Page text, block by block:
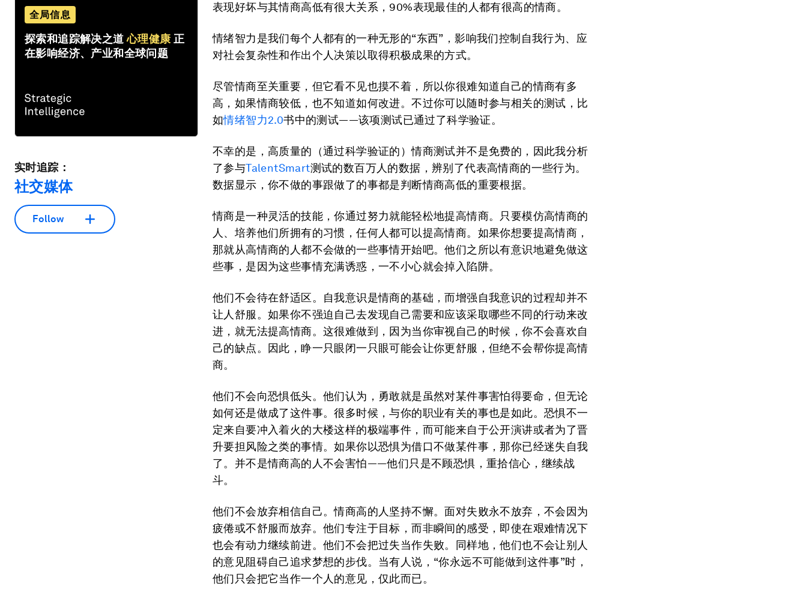
全局信息
探索和追踪解决之道 心理健康 正
在影响经济、产业和全球问题
实时追踪：
社交媒体
Follow
表现好坏与其情商高低有很大关系，90%表现最佳的人都有很高的情商。
情绪智力是我们每个人都有的一种无形的“东西”，影响我们控制自我行为、应
对社会复杂性和作出个人决策以取得积极成果的方式。
尽管情商至关重要，但它看不见也摸不着，所以你很难知道自己的情商有多
高，如果情商较低，也不知道如何改进。不过你可以随时参与相关的测试，比
如情绪智力2.0书中的测试——该项测试已通过了科学验证。
不幸的是，高质量的（通过科学验证的）情商测试并不是免费的，因此我分析
了参与TalentSmart测试的数百万人的数据，辨别了代表高情商的一些行为。
数据显示，你不做的事跟做了的事都是判断情商高低的重要根据。
情商是一种灵活的技能，你通过努力就能轻松地提高情商。只要模仿高情商的
人、培养他们所拥有的习惯，任何人都可以提高情商。如果你想要提高情商，
那就从高情商的人都不会做的一些事情开始吧。他们之所以有意识地避免做这
些事，是因为这些事情充满诱惑，一不小心就会掉入陷阱。
他们不会待在舒适区。 自我意识是情商的基础，而增强自我意识的过程却并不
让人舒服。如果你不强迫自己去发现自己需要和应该采取哪些不同的行动来改
进，就无法提高情商。这很难做到，因为当你审视自己的时候，你不会喜欢自
己的缺点。因此，睁一只眼闭一只眼可能会让你更舒服，但绝不会帮你提高情
商。
他们不会向恐惧低头。 他们认为，勇敢就是虽然对某件事害怕得要命，但无论
如何还是做成了这件事。很多时候，与你的职业有关的事也是如此。恐惧不一
定来自要冲入着火的大楼这样的极端事件，而可能来自于公开演讲或者为了晋
升要担风险之类的事情。如果你以恐惧为借口不做某件事，那你已经迷失自我
了。并不是情商高的人不会害怕——他们只是不顾恐惧，重拾信心，继续战
斗。
他们不会放弃相信自己。情商高的人坚持不懈。面对失败永不放弃，不会因为
疲倦或不舒服而放弃。他们专注于目标，而非瞬间的感受，即使在艰难情况下
也会有动力继续前进。他们不会把过失当作失败。同样地，他们也不会让别人
的意见阻碍自己追求梦想的步伐。当有人说，“你永远不可能做到这件事”时，
他们只会把它当作一个人的意见，仅此而已。